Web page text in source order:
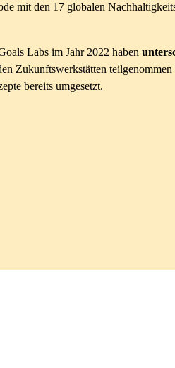
mit den 17 globalen
Labs im Jahr 2022 haben
Zukunftswerkstätten teilgenommen
bereits umgesetzt.